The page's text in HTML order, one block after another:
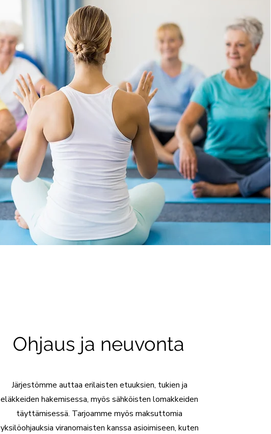
Ohjaus ja neuvonta
Järjestömme auttaa erilaisten etuuksien, tukien ja
eläkkeiden hakemisessa, myös sähköisten lomakkeiden
täyttämisessä. Tarjoamme myös maksuttomia
yksilöohjauksia viranomaisten kanssa asioimiseen, kuten